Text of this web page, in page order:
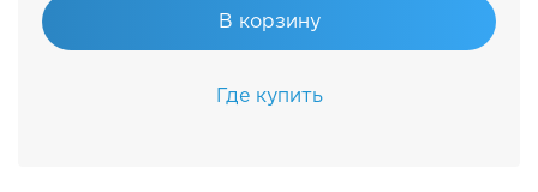
В корзину
Где купить